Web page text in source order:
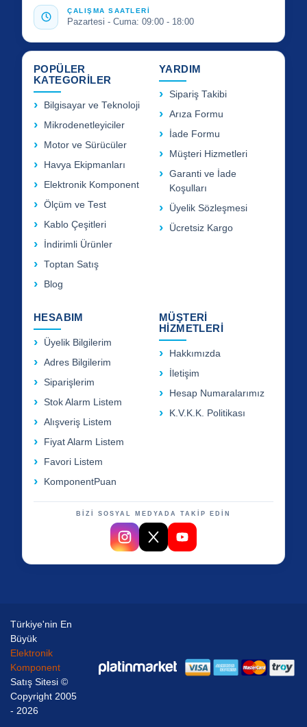
ÇALIŞMA SAATLERİ
Pazartesi - Cuma: 09:00 - 18:00
POPÜLER
KATEGORİLER
Bilgisayar ve Teknoloji
Mikrodenetleyiciler
Motor ve Sürücüler
Havya Ekipmanları
Elektronik Komponent
Ölçüm ve Test
Kablo Çeşitleri
İndirimli Ürünler
Toptan Satış
Blog
YARDIM
Sipariş Takibi
Arıza Formu
İade Formu
Müşteri Hizmetleri
Garanti ve İade
Koşulları
Üyelik Sözleşmesi
Ücretsiz Kargo
HESABIM
Üyelik Bilgilerim
Adres Bilgilerim
Siparişlerim
Stok Alarm Listem
Alışveriş Listem
Fiyat Alarm Listem
Favori Listem
KomponentPuan
MÜŞTERİ
HİZMETLERİ
Hakkımızda
İletişim
Hesap Numaralarımız
K.V.K.K. Politikası
BİZİ SOSYAL MEDYADA TAKİP EDİN
Türkiye'nin En
Büyük
Elektronik
Komponent
Satış Sitesi ©
Copyright 2005
- 2026